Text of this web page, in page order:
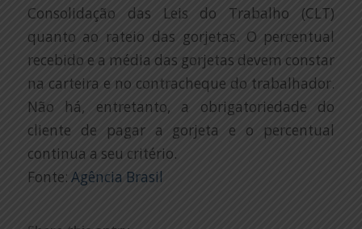
Consolidação das Leis do Trabalho (CLT)
quanto ao rateio das gorjetas. O percentual
recebido e a média das gorjetas devem constar
na carteira e no contracheque do trabalhador.
Não há, entretanto, a obrigatoriedade do
cliente de pagar a gorjeta e o percentual
continua a seu critério.
Fonte: Agência Brasil